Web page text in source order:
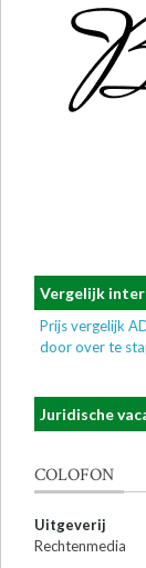
Vergelijk
Prijs vergelijk
door over te
Juridische
COLOFON
Uitgeverij
Rechtenmedia